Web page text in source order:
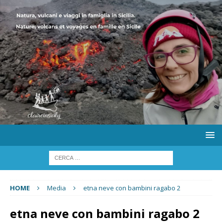
HOME Media etna neve con bambini ragabo 2
etna neve con bambini ragabo 2